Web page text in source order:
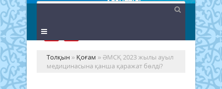
АГЕНТТІГІ
Толқын » Қоғам » ӘМСҚ 2023 жылы ауыл
медицинасына қанша қаражат бөлді?